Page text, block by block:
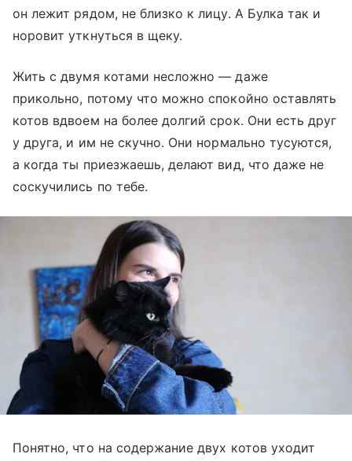
он лежит рядом, не близко к лицу. А Булка так и
норовит уткнуться в щеку.
Жить с двумя котами несложно — даже
прикольно, потому что можно спокойно оставлять
котов вдвоем на более долгий срок. Они есть друг
у друга, и им не скучно. Они нормально тусуются,
а когда ты приезжаешь, делают вид, что даже не
соскучились по тебе.
Понятно, что на содержание двух котов уходит